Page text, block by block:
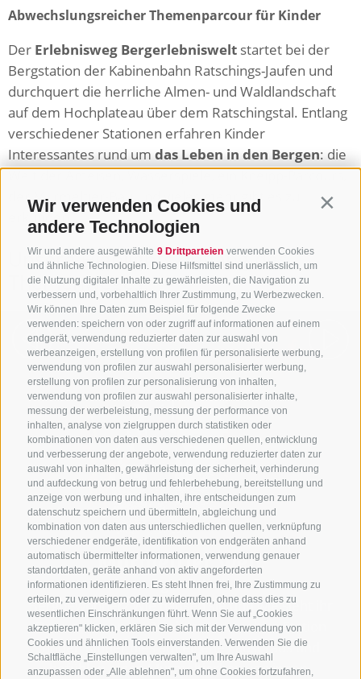
Wir verwenden Cookies und
andere Technologien
Wir und andere ausgewählte 9 Drittparteien verwenden Cookies
und ähnliche Technologien. Diese Hilfsmittel sind unerlässlich, um
die Nutzung digitaler Inhalte zu gewährleisten, die Navigation zu
verbessern und, vorbehaltlich Ihrer Zustimmung, zu Werbezwecken.
Wir können Ihre Daten zum Beispiel für folgende Zwecke
verwenden: speichern von oder zugriff auf informationen auf einem
endgerät, verwendung reduzierter daten zur auswahl von
werbeanzeigen, erstellung von profilen für personalisierte werbung,
verwendung von profilen zur auswahl personalisierter werbung,
erstellung von profilen zur personalisierung von inhalten,
verwendung von profilen zur auswahl personalisierter inhalte,
messung der werbeleistung, messung der performance von
inhalten, analyse von zielgruppen durch statistiken oder
kombinationen von daten aus verschiedenen quellen, entwicklung
und verbesserung der angebote, verwendung reduzierter daten zur
auswahl von inhalten, gewährleistung der sicherheit, verhinderung
und aufdeckung von betrug und fehlerbehebung, bereitstellung und
anzeige von werbung und inhalten, ihre entscheidungen zum
datenschutz speichern und übermitteln, abgleichung und
kombination von daten aus unterschiedlichen quellen, verknüpfung
verschiedener endgeräte, identifikation von endgeräten anhand
automatisch übermittelter informationen, verwendung genauer
standortdaten, geräte anhand von aktiv angeforderten
informationen identifizieren. Es steht Ihnen frei, Ihre Zustimmung zu
erteilen, zu verweigern oder zu widerrufen, ohne dass dies zu
wesentlichen Einschränkungen führt. Wenn Sie auf „Cookies
akzeptieren" klicken, erklären Sie sich mit der Verwendung von
Cookies und ähnlichen Tools einverstanden. Verwenden Sie die
Schaltfläche „Einstellungen verwalten", um Ihre Auswahl
anzupassen oder „Alle ablehnen", um ohne Cookies fortzufahren,
Abwechslungsreicher Themenparcour für Kinder
Der Erlebnisweg Bergerlebniswelt startet bei der
Bergstation der Kabinenbahn Ratschings-Jaufen und
durchquert die herrliche Almen- und Waldlandschaft
auf dem Hochplateau über dem Ratschingstal. Entlang
verschiedener Stationen erfahren Kinder
Interessantes rund um das Leben in den Bergen: die
Welt der Ameisen, Wasserspiele, ein Kneipp-Parcours,
der Murmeltier-Bau und vieles mehr gibt es zu
erkunden.
Unsere Highlights entlang des
Themenweges:
Murmeltier Welt
Wo wohnen eigentlich die scheuen
Bergbewohner? Wie hausen sie und wie sieht ihr
Bau von innen aus? Bei der Murmeltier-Station
finden Kinder dies auf eigene Faust raus und
befühlen einen Murmeltierbau von innen.
Eichhörnchenblick
In den Baumwipfeln genießen die
Waldbewohnern eine besondere Aussicht. In der
BergerlebnisWelt kletter man selbst auf die
Panorama-Plattformen in luftige Höhen und
genießt den Blicküber die grünen Wälder.
Riesenrutsche
Für die kleine Adrenalinspritze zwischendurch!
Wer einmal gerutscht ist, will es immer wieder
tun. Und was ist für Kids unterhaltsamer als nach
einer kurzen Wanderung auf dem Hintern über
die Rutschen zu gleiten und abwärts zu flitzen.
AmeisenWelt
Sieh zu wie die Ameisen ihre Waldbehausungen
erbauen und entdecke die Hügel des emsigen
Volkes. Und für die körperliche Tüchtigung
zwischendurch warten die Riesenameisen zum
Raufklettern und Foto machen.
WasserSpiel
Das kühle Nass spüren, mit dem Floss übers
Wasser gleiten und mit Zehenspitzen die Frische
ertapsen - der Wasserspielplatz bietet viel
Erfrischung und noch mehr Spaß für die ganze
Familie.